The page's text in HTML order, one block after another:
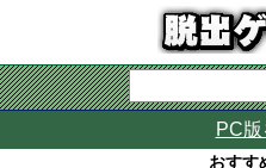
PC
おすす